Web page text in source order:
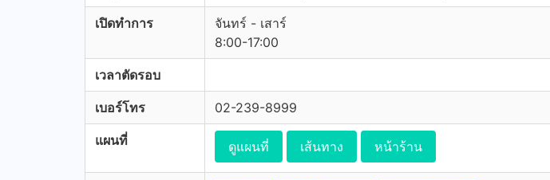
เปิดทำการ
จันทร์ - เสาร์
8:00-17:00
เวลาตัดรอบ
เบอร์โทร 02-239-8999
แผนที่ ดูแผนที่ เส้นทาง หน้าร้าน